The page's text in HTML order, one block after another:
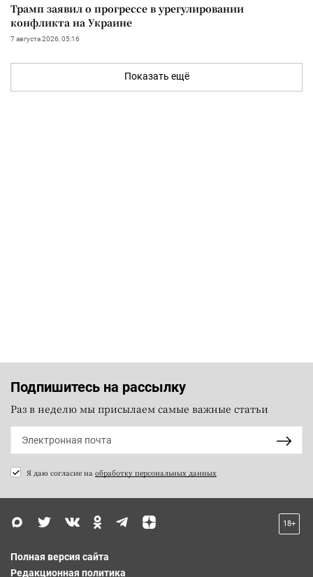
Трамп заявил о прогрессе в урегулировании
конфликта на Украине
7 августа 2026, 05:16
Показать ещё
Подпишитесь на рассылку
Раз в неделю мы присылаем самые важные статьи
Я даю согласие на обработку персональных данных
18+
Полная версия сайта
Редакционная политика